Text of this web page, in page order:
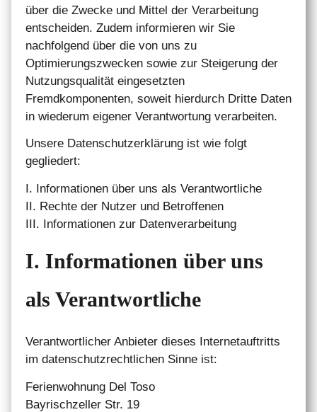
über die Zwecke und Mittel der Verarbeitung
entscheiden. Zudem informieren wir Sie
nachfolgend über die von uns zu
Optimierungszwecken sowie zur Steigerung der
Nutzungsqualität eingesetzten
Fremdkomponenten, soweit hierdurch Dritte Daten
in wiederum eigener Verantwortung verarbeiten.
Unsere Datenschutzerklärung ist wie folgt
gegliedert:
I. Informationen über uns als Verantwortliche
II. Rechte der Nutzer und Betroffenen
III. Informationen zur Datenverarbeitung
I. Informationen über uns
als Verantwortliche
Verantwortlicher Anbieter dieses Internetauftritts
im datenschutzrechtlichen Sinne ist:
Ferienwohnung Del Toso
Bayrischzeller Str. 19